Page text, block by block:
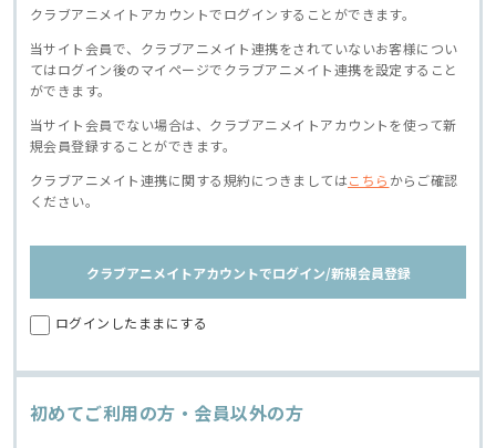
クラブアニメイトアカウントでログインすることができます。
当サイト会員で、クラブアニメイト連携をされていないお客様につい
てはログイン後のマイページでクラブアニメイト連携を設定すること
ができます。
当サイト会員でない場合は、クラブアニメイトアカウントを使って新
規会員登録することができます。
クラブアニメイト連携に関する規約につきましてはこちら からご確認
ください。
クラブアニメイトアカウントでログイン/新規会員登録
ログインしたままにする
初めてご利用の方・会員以外の方